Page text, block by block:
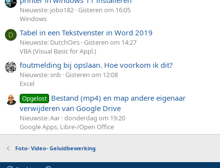
Nieuwste: jobo182 Gisteren om 16:05
Windows
D Tabel in een Tekstvenster in Word 2019
Nieuwste: DutchOirs Gisteren om 14:27
VBA (Visual Basic for Appl.)
foutmelding bij opslaan. Hoe voorkom ik dit?
Nieuwste: snb Gisteren om 12:08
Excel
Opgelost Bestand (mp4) en map andere eigenaar
verwijderen van Google Drive
Nieuwste: Aar donderdag om 19:20
Google Apps, Libre-/Open Office
Foto- Video- Geluidbewerking